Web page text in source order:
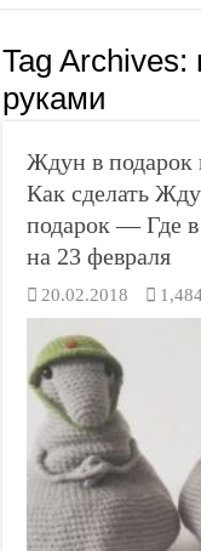
Tag Archives:
руками
Ждун в подарок
Как сделать
подарок — Где
на 23 февраля
20.02.2018